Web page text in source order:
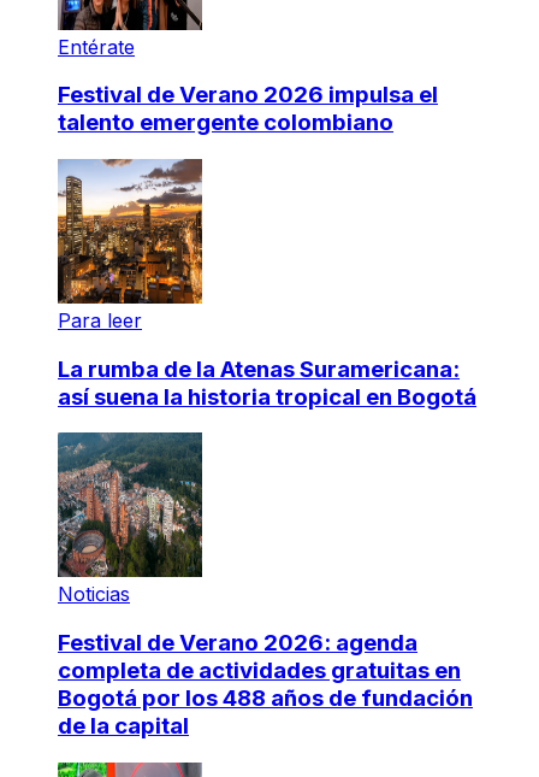
Entérate
Festival de Verano 2026 impulsa el
talento emergente colombiano
Para leer
La rumba de la Atenas Suramericana:
así suena la historia tropical en Bogotá
Noticias
Festival de Verano 2026: agenda
completa de actividades gratuitas en
Bogotá por los 488 años de fundación
de la capital